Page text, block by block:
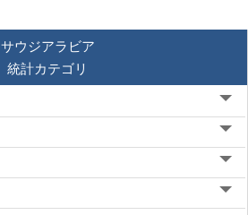
サウジアラビア
統計カテゴリ